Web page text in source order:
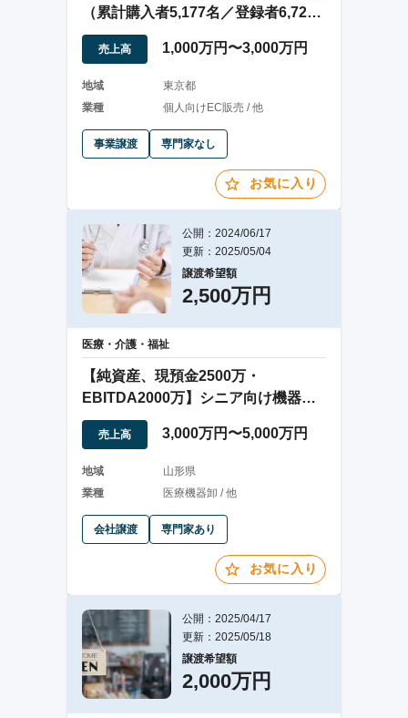
（累計購入者5,177名／登録者6,721
名）
売上高 1,000万円〜3,000万円
地域
東京都
業種
個人向けEC販売 / 他
事業譲渡 専門家なし
お気に入り
公開：2024/06/17
更新：2025/05/04
譲渡希望額
2,500万円
医療・介護・福祉
【純資産、現預金2500万・
EBITDA2000万】シニア向け機器販
売の会社譲渡
売上高 3,000万円〜5,000万円
地域
山形県
業種
医療機器卸 / 他
会社譲渡 専門家あり
お気に入り
公開：2025/04/17
更新：2025/05/18
譲渡希望額
2,000万円